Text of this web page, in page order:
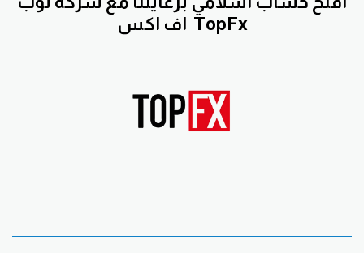
اف اكس TopFx